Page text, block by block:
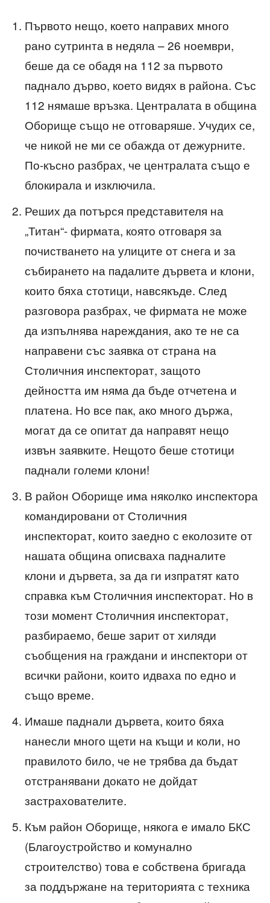
Първото нещо, което направих много
рано сутринта в недяла – 26 ноември,
беше да се обадя на 112 за първото
паднало дърво, което видях в района. Със
112 нямаше връзка. Централата в община
Оборище също не отговаряше. Учудих се,
че никой не ми се обажда от дежурните.
По-късно разбрах, че централата също е
блокирала и изключила.
Реших да потърся представителя на
„Титан“- фирмата, която отговаря за
почистването на улиците от снега и за
събирането на падалите дървета и клони,
които бяха стотици, навсякъде. След
разговора разбрах, че фирмата не може
да изпълнява нареждания, ако те не са
направени със заявка от страна на
Столичния инспекторат, защото
дейността им няма да бъде отчетена и
платена. Но все пак, ако много държа,
могат да се опитат да направят нещо
извън заявките. Нещото беше стотици
паднали големи клони!
В район Оборище има няколко инспектора
командировани от Столичния
инспекторат, които заедно с еколозите от
нашата община описваха падналите
клони и дървета, за да ги изпратят като
справка към Столичния инспекторат. Но в
този момент Столичния инспекторат,
разбираемо, беше зарит от хиляди
съобщения на граждани и инспектори от
всички райони, които идваха по едно и
също време.
Имаше паднали дървета, които бяха
нанесли много щети на къщи и коли, но
правилото било, че не трябва да бъдат
отстранявани докато не дойдат
застрахователите.
Към район Оборище, някога е имало БКС
(Благоустройство и комунално
строителство) това е собствена бригада
за поддържане на територията с техника